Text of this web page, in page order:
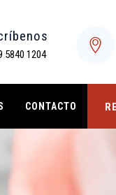
5840 1204
CONTACTO